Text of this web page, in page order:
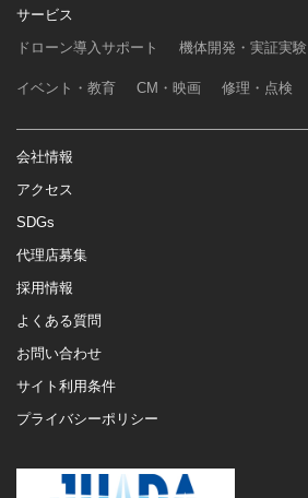
サービス
ドローン導入サポート
機体開発・実証実験
イベント・教育 CM・映画 修理・点検
会社情報
アクセス
SDGs
代理店募集
採用情報
よくある質問
お問い合わせ
サイト利用条件
プライバシーポリシー